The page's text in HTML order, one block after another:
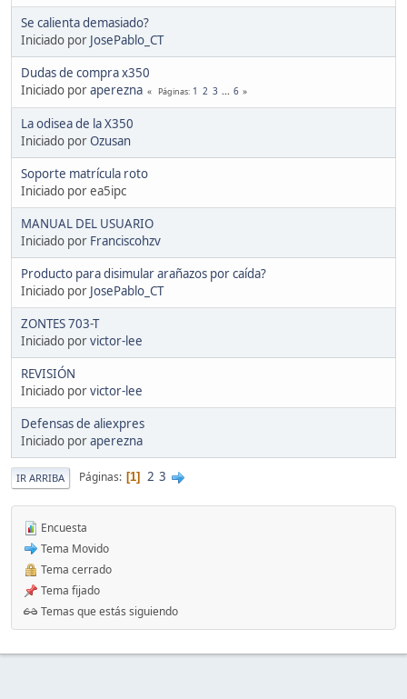
Se calienta demasiado?
Iniciado por JosePablo_CT
Dudas de compra x350
Iniciado poraperezna Páginas 1 2 3 ... 6
La odisea de la X350
Iniciado porOzusan
Soporte matrícula roto
Iniciado por ea5ipc
MANUAL DEL USUARIO
Iniciado por Franciscohzv
Producto para disimular arañazos por caída?
Iniciado por JosePablo_CT
ZONTES 703-T
Iniciado porvictor-lee
REVISIÓN
Iniciado porvictor-lee
Defensas de aliexpres
Iniciado poraperezna
IR ARRIBA Páginas 1 2 3
Encuesta
Tema Movido
Tema cerrado
Tema fijado
Temas que estás siguiendo